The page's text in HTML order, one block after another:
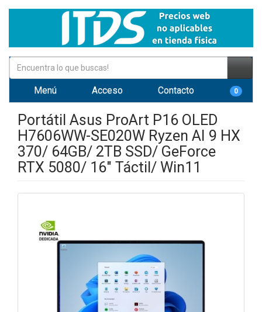
Menú Acceso Contacto 0
Portátil Asus ProArt P16 OLED
H7606WW-SE020W Ryzen AI 9 HX
370/ 64GB/ 2TB SSD/ GeForce
RTX 5080/ 16" Táctil/ Win11